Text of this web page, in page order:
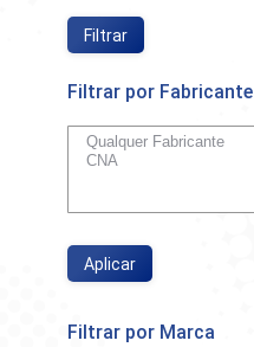
Filtrar
Filtrar por Fabricante
Aplicar
Filtrar por Marca